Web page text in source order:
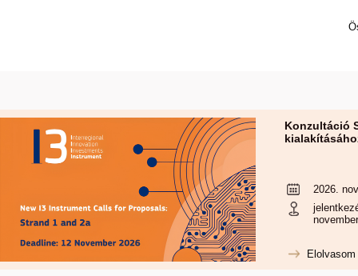
Konzultáció
2026.
Elolvasom